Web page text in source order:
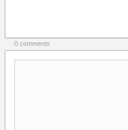
0 comments